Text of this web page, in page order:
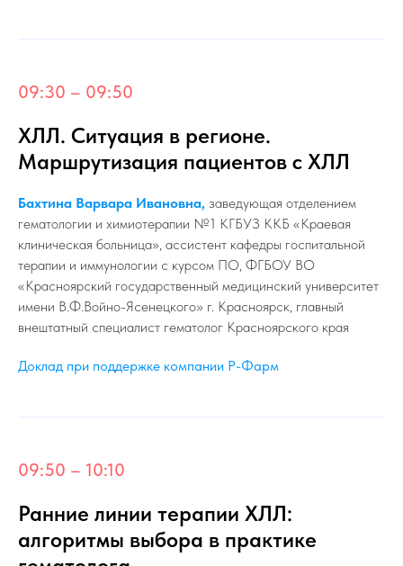
09:30 – 09:50
ХЛЛ. Ситуация в регионе.
Маршрутизация пациентов с ХЛЛ
Бахтина Варвара Ивановна, заведующая отделением
гематологии и химиотерапии №1 КГБУЗ ККБ «Краевая
клиническая больница», ассистент кафедры госпитальной
терапии и иммунологии с курсом ПО, ФГБОУ ВО
«Красноярский государственный медицинский университет
имени В.Ф.Войно-Ясенецкого» г. Красноярск, главный
внештатный специалист гематолог Красноярского края
Доклад при поддержке компании Р-Фарм
09:50 – 10:10
Ранние линии терапии ХЛЛ:
алгоритмы выбора в практике